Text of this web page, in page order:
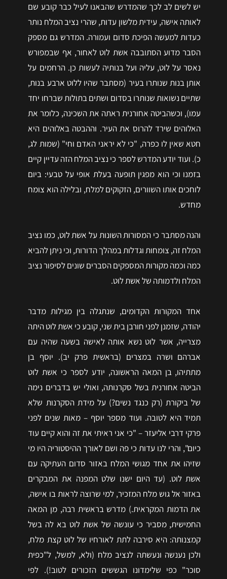
יש לשים לב לכך שהמדרש שהבאנו לעיל כבר קובע שם
לאותה אישה, עידית מלשון עדות, שהרי נציב המלח נותר
כעדות למעשה הפיכת סדום ועמורה. המדרש גם מספק
הסבר מדוע הסתובבה אשת לוט לאחור, אף שבמפורש
נאסר על לוט, עליה ועל בנותיה לעשות כן. הרחמים על
אותן בנות שנותרו בעיר (מסתבר שהיו ללוט ארבע בנות,
שתיים נשואות שנותרו בסדום ושתים בתולות שברחו יחד
עמו), וכשהביטה אחורנית ראתה את השכינה, כלומר את
האלוהים שירד להרוס את העיר. וההבטה באלוהים היא
חטא שאין לו כפרה, "כי לא יראני האדם וחי" (שמות לג,
כ). ועוד יודע המדרש לספר כי נציב המלח הזה עדיין קיים
בזמנו וכי הוא מפגין תופעה בעלת אופי על טבעי: ביום
לוחכים אותו השוורים, הזקוקים למלח, ובלילה הוא צומח
מחדש.
והנה מסתבר כי המסורות השונות על אשת לוט, כמו נציב
המלח זה, צומחות וגדלות במהלך הדורות, וכי ניתן להביא
כמה וכמה מקורות המספקים הסברים שונים לסיפור נציב
המלח ולדמותה של אשת לוט.
אחד המקורות הקדומים, שנתגלה בין מגילות מדבר
יהודה, שזמנן לפני חורבן בית שני, קובע כי אשת לוט היתה
מצרייה, אשר לוט נשא אותה לאישה בשעה שהיה עם
אברהם ושרה במצרים (בראשית פרק יב). יוסף בן
מתתיהו, בן המאה הראשונה, יודע לספר כי אשת לוט
הביטה אחורנית בשל סקרנותה, ואולי יש בדברים נימה
של ביקורת (רק כנגד נשים?) על מידת הסקרנות שלא
תמיד היא לטובה. ועוד מספר יוסף – מאות שנים לפני
פרקי דרבי אליעזר – "כי אני ראיתי את זה והוא קיים עוד
כיום", והרי לנו עדות כי פה ושם לאורך ההיסטוריה היו מי
שזיהו את אחד מגושי המלח באזור סדום העתיקה עם
אשת לוט. (עד היום ישנו שלט המפנה את המבקרים
באזור אל גוש מלח המזכיר, למי שרוצה לראות בו אישה,
את הדמות המקראית.) מדרש בראשית רבה, מן המאה
החמישית, מסביר כי עונשה של אשת לוט בא לה בשל
קמצנותה: היא סירבה לתת לאורחיו של לוט קצת מלח,
ולכן נענשה ונעשתה לנציב מלח (ולא, למשל, ל"כפית
סוכר" כפי שלימדונו הגששים הזכורים לטוב!). לפי